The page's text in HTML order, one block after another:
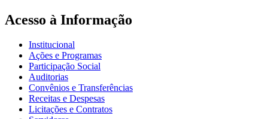
Acesso à Informação
Institucional
Ações e Programas
Participação Social
Auditorias
Convênios e Transferências
Receitas e Despesas
Licitações e Contratos